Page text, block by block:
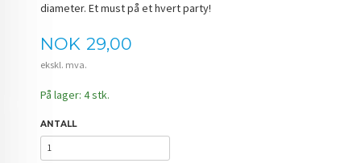
diameter. Et must på et hvert party!
Pris
NOK 29,00
ekskl. mva.
På lager: 4 stk.
ANTALL